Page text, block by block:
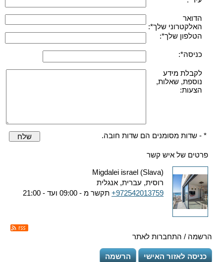
הדואר
האלקטרוני שלך*:
הטלפון שלך*:
כניסה*:
לקבלת מידע
נוספת, שאלות,
הצעות:
* - שדות מסומנים הם שדות חובה. שלח
פרטים של איש קשר
Migdalei israel (Slava)
רוסית, עברית, אנגלית
+972542013759 תקשר מ - 09:00 ועד - 21:00
הרשמה / התחברות לאתר
כניסה לאזור האישי הרשמה